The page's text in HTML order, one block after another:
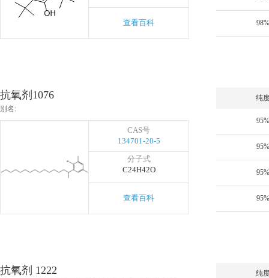
查看百科 98%
抗氧剂1076
别名:
CAS号
134701-20-5
分子式
C24H42O
查看百科
纯
95%
95%
95%
95%
抗氧剂 1222 纯